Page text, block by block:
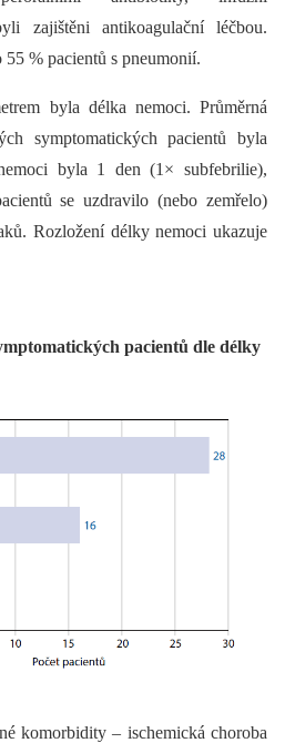
zajištěni antikoagulační léčbou.
% pacientů s pneumonií.
byla délka nemoci. Průměrná
symptomatických pacientů byla
byla 1 den (1× subfebrilie),
se uzdravilo (nebo zemřelo)
Rozložení délky nemoci ukazuje
pacientů dle délky
komorbidity –⁠ ischemická choroba